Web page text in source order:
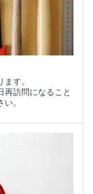
す。
訪問になること
。